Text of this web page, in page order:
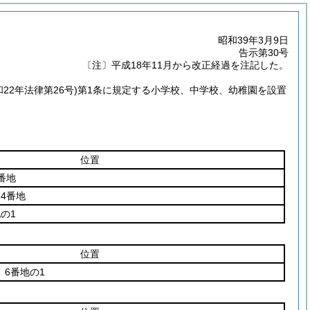
昭和39年3月9日
告示第30号
〔注〕平成18年11月から改正経過を注記した。
22年法律第26号)第1条に規定する小学校、中学校、幼稚園を設置
位置
地
番地
1
位置
6番地の1